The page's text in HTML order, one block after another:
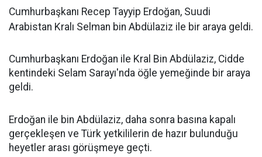
Cumhurbaşkanı Recep Tayyip Erdoğan, Suudi
Arabistan Kralı Selman bin Abdülaziz ile bir araya geldi.
Cumhurbaşkanı Erdoğan ile Kral Bin Abdülaziz, Cidde
kentindeki Selam Sarayı'nda öğle yemeğinde bir araya
geldi.
Erdoğan ile bin Abdülaziz, daha sonra basına kapalı
gerçekleşen ve Türk yetkililerin de hazır bulunduğu
heyetler arası görüşmeye geçti.